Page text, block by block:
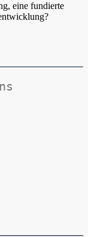
eine fundierte